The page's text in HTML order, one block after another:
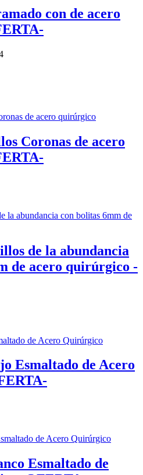
con de acero
Coronas de acero
de la abundancia
de acero quirúrgico -
Esmaltado de Acero
Esmaltado de